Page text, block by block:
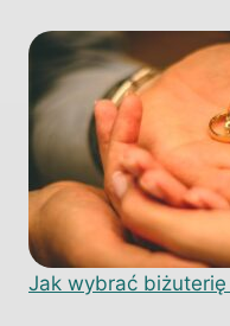
Jak wybrać